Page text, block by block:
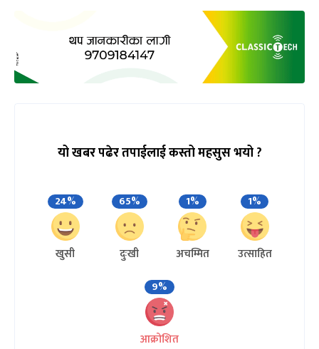
यो खबर पढेर तपाईलाई कस्तो महसुस भयो ?
24%
खुसी
65%
दुःखी
1%
अचम्मित
1%
उत्साहित
9%
आक्रोशित